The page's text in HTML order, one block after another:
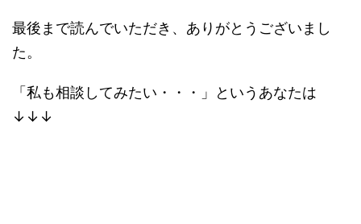
最後まで読んでいただき、ありがとうございまし
た。
「私も相談してみたい・・・」というあなたは
↓↓↓